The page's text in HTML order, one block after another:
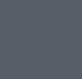
ce l'ha fatta